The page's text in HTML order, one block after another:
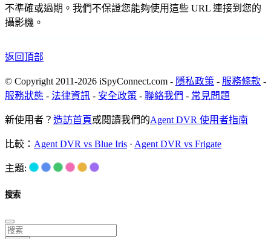
不準確或過期。我們不保證您能夠使用這些 URL 連接到您的
攝影機。
返回頂部
© Copyright 2011-2026 iSpyConnect.com - 隱私政策 - 服務條款 -
服務狀態 - 法律資訊 - 安全政策 - 聯絡我們 - 常見問題
新使用者？ 造訪首頁或閱讀我們的Agent DVR 使用者指南
比較： Agent DVR vs Blue Iris · Agent DVR vs Frigate
主題:
搜索